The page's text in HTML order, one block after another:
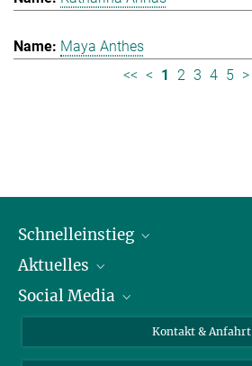
Maya Anthes
<< < 1 2 3 4 5 >
Schnelleinstieg
Personen
Pressebereich
Aktuelles
Stellenangebote
Social Media
X
Kontakt & Anfahrt